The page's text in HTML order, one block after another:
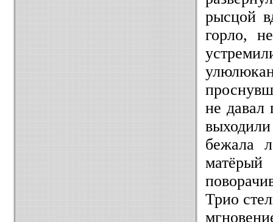
рысцой
горло,
не давал
бежала
Трио